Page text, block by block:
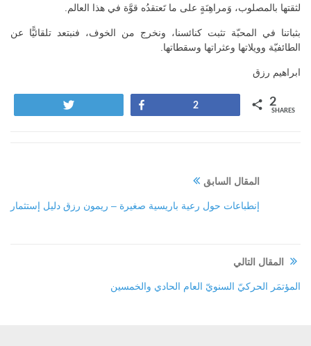
لثقتها بالمصلوب، وَمراهِنَةٍ على ما تَعتقدُه قوَّة في هذا العالم.
بثباتنا في المحبّة تثبت كنائسنا، ونخرج من الخوف، فنبتعد تلقائيًّا عن
الطائفيّة وويلاتها وعثراتها وسقطاتها.
ابراهيم رزق
2 2
SHARES
المقال السابق
إنطباعات حول رعية باريسية صغيرة – ريمون رزق دليل إستثمار
المقال التالي
المؤتمَر الحركيّ السنويّ العام الحادي والخمسين